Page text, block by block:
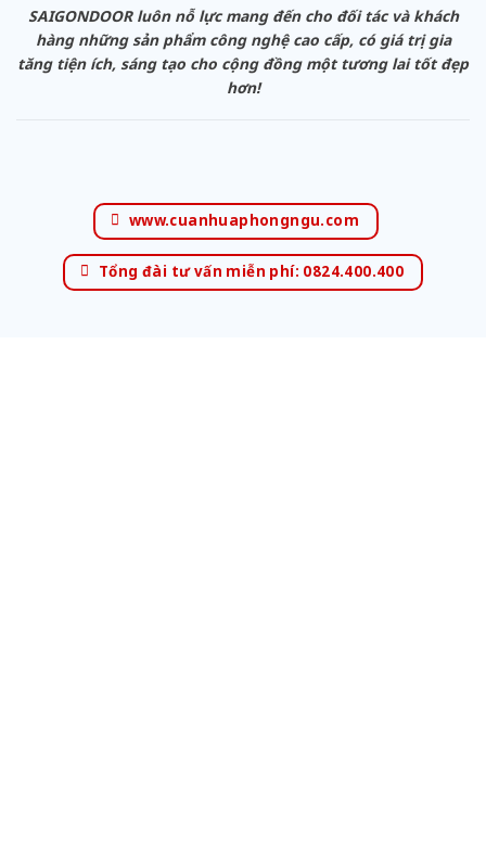
SAIGONDOOR luôn nỗ lực mang đến cho đối tác và khách
hàng những sản phẩm công nghệ cao cấp, có giá trị gia
tăng tiện ích, sáng tạo cho cộng đồng một tương lai tốt đẹp
hơn!
www.cuanhuaphongngu.com
Tổng đài tư vấn miễn phí: 0824.400.400